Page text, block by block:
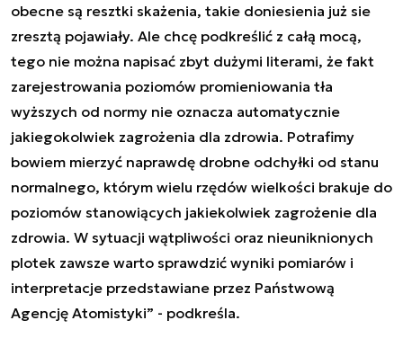
obecne są resztki skażenia, takie doniesienia już sie
zresztą pojawiały. Ale chcę podkreślić z całą mocą,
tego nie można napisać zbyt dużymi literami, że fakt
zarejestrowania poziomów promieniowania tła
wyższych od normy nie oznacza automatycznie
jakiegokolwiek zagrożenia dla zdrowia. Potrafimy
bowiem mierzyć naprawdę drobne odchyłki od stanu
normalnego, którym wielu rzędów wielkości brakuje do
poziomów stanowiących jakiekolwiek zagrożenie dla
zdrowia. W sytuacji wątpliwości oraz nieuniknionych
plotek zawsze warto sprawdzić wyniki pomiarów i
interpretacje przedstawiane przez Państwową
Agencję Atomistyki” - podkreśla.